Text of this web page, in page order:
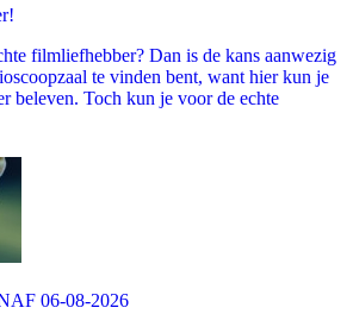
filmliefhebber? Dan is de kans aanwezig
te vinden bent, want hier kun je
beleven. Toch kun je voor de echte
06-08-2026